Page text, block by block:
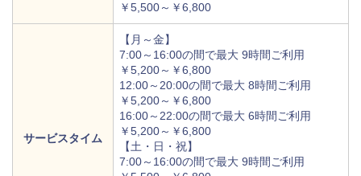
￥5,500～￥6,800
サービスタイム
【月～金】
7:00～16:00の間で最大 9時間ご利用
￥5,200～￥6,800
12:00～20:00の間で最大 8時間ご利用
￥5,200～￥6,800
16:00～22:00の間で最大 6時間ご利用
￥5,200～￥6,800
【土・日・祝】
7:00～16:00の間で最大 9時間ご利用